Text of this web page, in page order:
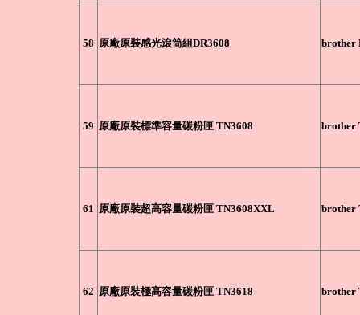
58 原廠原裝感光滾筒組DR3608 brother
59 原廠原裝標準容量碳粉匣 TN3608 brother
61 原廠原裝超高容量碳粉匣 TN3608XXL brother
62 原廠原裝極高容量碳粉匣 TN3618 brother